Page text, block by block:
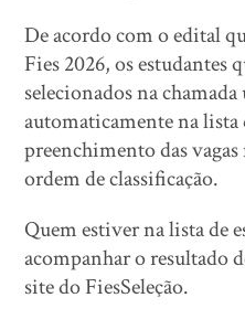
De acordo com o edital
Fies 2026, os estudantes
selecionados na
automaticamente na lista
preenchimento das vagas
ordem de classificação.
Quem estiver na lista de
acompanhar o resultado
site do FiesSeleção.